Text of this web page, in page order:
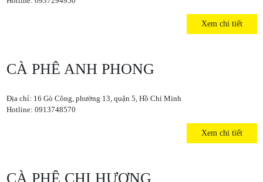
Xem chi tiết
CÀ PHÊ ANH PHONG
Địa chỉ: 16 Gò Công, phường 13, quận 5, Hồ Chí Minh
Hotline: 0913748570
Xem chi tiết
CÀ PHÊ CHỊ HƯƠNG